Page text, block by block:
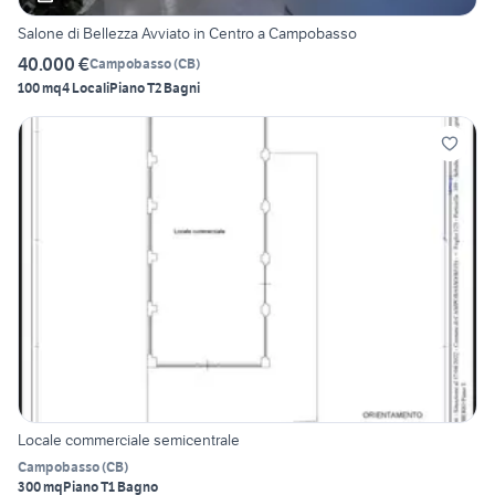
Salone di Bellezza Avviato in Centro a Campobasso
40.000 €Campobasso(CB)
100 mq4 LocaliPiano T2 Bagni
Locale commerciale semicentrale
Campobasso(CB)
300 mqPiano T1 Bagno